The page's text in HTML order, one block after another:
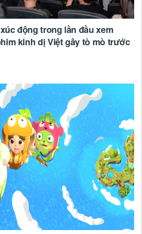
động trong lần đầu xem
kinh dị Việt gây tò mò trước